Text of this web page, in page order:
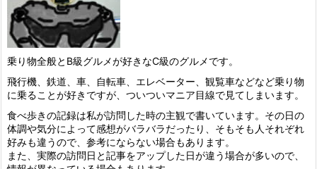
乗り物全般とB級グルメが好きなC級のグルメです。
飛行機、鉄道、車、自転車、エレベーター、観覧車などなど乗り物
に乗ることが好きですが、ついついマニア目線で見てしまいます。
食べ歩きの記録は私が訪問した時の主観で書いています。その日の
体調や気分によって感想がバラバラだったり、そもそも人それぞれ
好みも違うので、参考にならない場合もあります。
また、実際の訪問日と記事をアップした日が違う場合が多いので、